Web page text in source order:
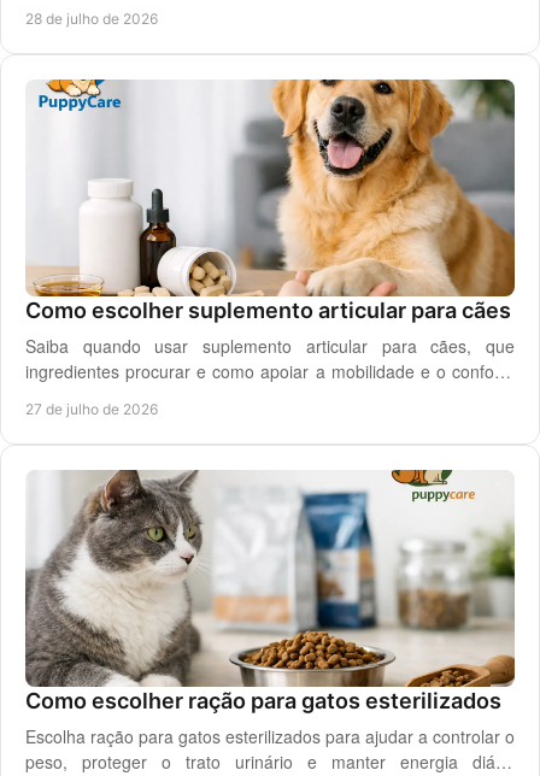
28 de julho de 2026
Como escolher suplemento articular para cães
Saiba quando usar suplemento articular para cães, que
ingredientes procurar e como apoiar a mobilidade e o conforto
27 de julho de 2026
Como escolher ração para gatos esterilizados
Escolha ração para gatos esterilizados para ajudar a controlar o
peso, proteger o trato urinário e manter energia diária